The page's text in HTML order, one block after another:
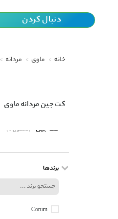
دنبال کردن
خانه ماوی مردانه
کت جین مردانه ماوی
(0 محصول) کت جین
برندها
Corum